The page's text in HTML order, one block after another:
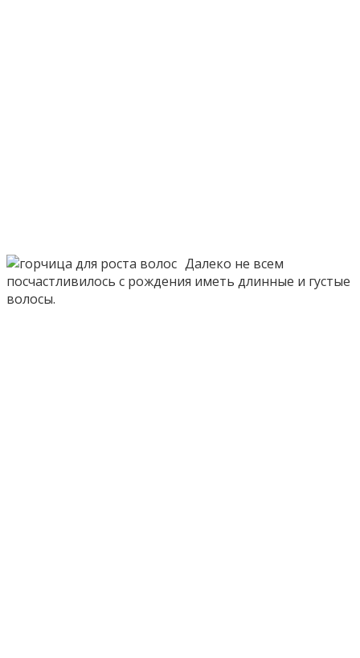
Далеко не всем
посчастливилось с рождения иметь длинные и густые
волосы.